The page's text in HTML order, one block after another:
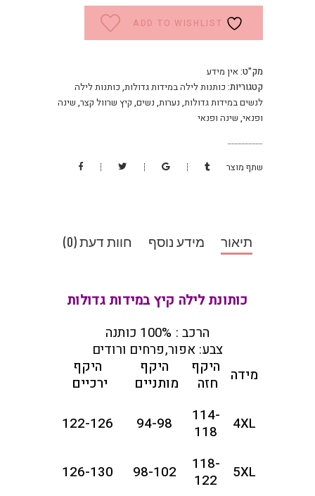
ADD TO WISHLIST
מק"ט: אין מידע
קטגוריות: כותנות לילה במידות גדולות, כותנות לילה
לנשים במידות גדולות, נערות, נשים, קיץ שרוול קצר, שינה
ופנאי, שינה ופנאי
שתף מוצר
תיאור מידע נוסף חוות דעת (0)
כותונת לילה קיץ במידות גדולות
הרכב : 100% כותנה
צבע: אפור,פרחים ורודים
מידה
היקף
חזה
היקף
מותניים
היקף
ירכיים
4XL
114-
118
94-98
122-126
5XL
118-
122
98-102
126-130